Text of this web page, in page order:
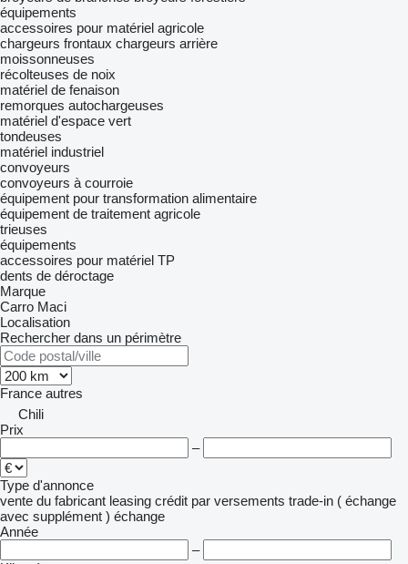
équipements
accessoires pour matériel agricole
chargeurs frontaux chargeurs arrière
moissonneuses
récolteuses de noix
matériel de fenaison
remorques autochargeuses
matériel d'espace vert
tondeuses
matériel industriel
convoyeurs
convoyeurs à courroie
équipement pour transformation alimentaire
équipement de traitement agricole
trieuses
équipements
accessoires pour matériel TP
dents de déroctage
Marque
Carro Maci
Localisation
Rechercher dans un périmètre
France autres
Chili
Prix
–
Type d'annonce
vente du fabricant leasing crédit par versements trade-in ( échange
avec supplément ) échange
Année
–